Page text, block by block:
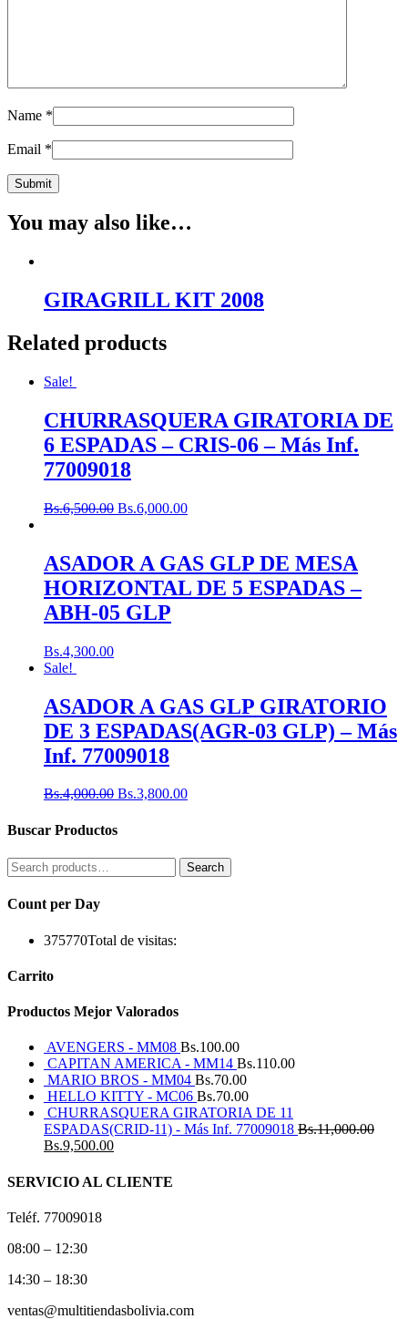
Name *
Email *
You may also like…
GIRAGRILL KIT 2008
Related products
Sale!
CHURRASQUERA GIRATORIA DE
6 ESPADAS – CRIS-06 – Más Inf.
77009018
Bs.6,500.00 Bs.6,000.00
ASADOR A GAS GLP DE MESA
HORIZONTAL DE 5 ESPADAS –
ABH-05 GLP
Bs.4,300.00
Sale!
ASADOR A GAS GLP GIRATORIO
DE 3 ESPADAS(AGR-03 GLP) – Más
Inf. 77009018
Bs.4,000.00 Bs.3,800.00
Buscar Productos
Search
for:
Search
Count per Day
375770Total de visitas:
Carrito
Productos Mejor Valorados
AVENGERS - MM08 Bs.100.00
CAPITAN AMERICA - MM14 Bs.110.00
MARIO BROS - MM04 Bs.70.00
HELLO KITTY - MC06 Bs.70.00
CHURRASQUERA GIRATORIA DE 11
ESPADAS(CRID-11) - Más Inf. 77009018 Bs.11,000.00
Bs.9,500.00
SERVICIO AL CLIENTE
Teléf. 77009018
08:00 – 12:30
14:30 – 18:30
ventas@multitiendasbolivia.com